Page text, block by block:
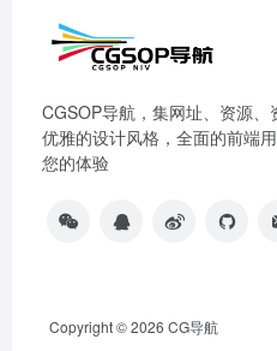
CGSOP导航，集网址、资源
优雅的设计风格，全面的前端
您的体验
Copyright © 2026 CG导航